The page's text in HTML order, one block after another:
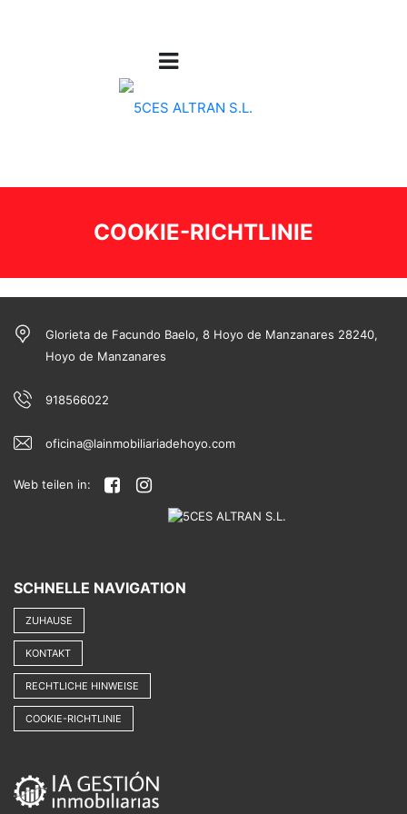
COOKIE-RICHTLINIE
Glorieta de Facundo Baelo, 8 Hoyo de Manzanares 28240,
Hoyo de Manzanares
918566022
oficina@lainmobiliariadehoyo.com
Web teilen in:
SCHNELLE NAVIGATION
ZUHAUSE
KONTAKT
RECHTLICHE HINWEISE
COOKIE-RICHTLINIE